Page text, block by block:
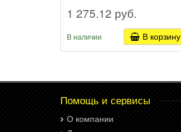
1 275.12 руб.
В наличии В корзину
Помощь и сервисы
О компании